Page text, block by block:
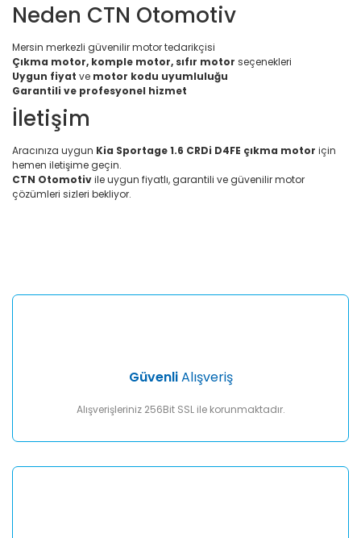
Neden CTN Otomotiv
Mersin merkezli güvenilir motor tedarikçisi
Çıkma motor, komple motor, sıfır motor seçenekleri
Uygun fiyat ve motor kodu uyumluluğu
Garantili ve profesyonel hizmet
İletişim
Aracınıza uygun Kia Sportage 1.6 CRDi D4FE çıkma motor için
hemen iletişime geçin.
CTN Otomotivile uygun fiyatlı, garantili ve güvenilir motor
çözümleri sizleri bekliyor.
Yorum Yaz
Ürün fiyatı diğer sitelerden daha pahalı.
GüvenliAlışveriş
Alışverişleriniz 256Bit SSL ile korunmaktadır.